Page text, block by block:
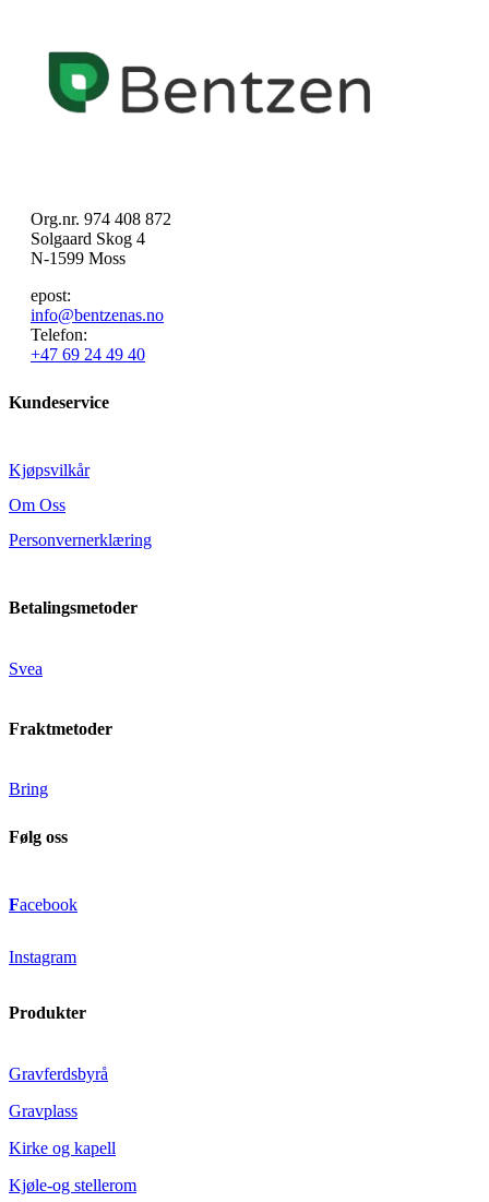
Org.nr. 974 408 872
Solgaard Skog 4
N-1599 Moss
epost:
info@bentzenas.no
Telefon:
+47 69 24 49 40
Kundeservice
Kjøpsvilkår
Om Oss
Personvernerklæring
Betalingsmetoder
Svea
Fraktmetoder
Bring
Følg oss
Facebook
Instagram
Produkter
Gravferdsbyrå
Gravplass
Kirke og kapell
Kjøle-og stellerom